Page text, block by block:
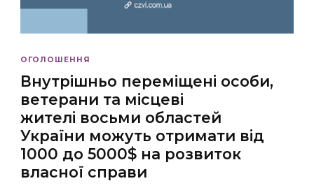
ОГОЛОШЕННЯ
Внутрішньо переміщені особи,
ветерани та місцеві
жителі восьми областей
України можуть отримати від
1000 до 5000$ на розвиток
власної справи